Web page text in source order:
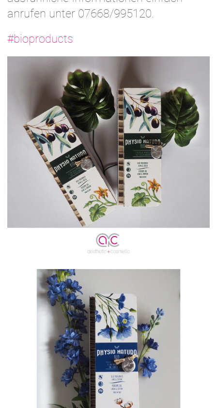
anrufen unter 07668/995120.
#bioproducts